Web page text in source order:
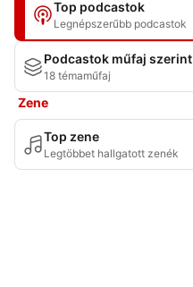
Top podcastok
Legnépszerűbb podcastok
Podcastok műfaj szerint
18 témaműfaj
Zene
Top zene
Legtöbbet hallgatott zenék